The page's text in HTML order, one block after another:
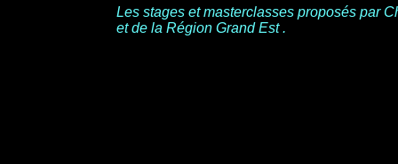
Les stages et masterclasses proposés par
et de la Région Grand Est .